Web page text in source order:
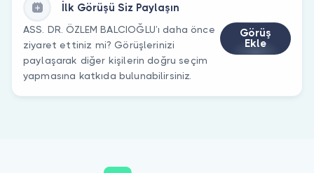
İlk Görüşü Siz Paylaşın
ASS. DR. ÖZLEM BALCIOĞLU’ı daha önce
ziyaret ettiniz mi? Görüşlerinizi
paylaşarak diğer kişilerin doğru seçim
yapmasına katkıda bulunabilirsiniz.
Görüş
Ekle